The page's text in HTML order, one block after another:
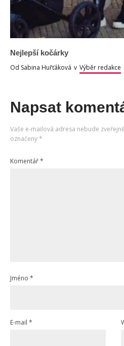
Nejlepší kočárky
Od Sabina Huřťáková v Výběr redakce
Napsat
Vaše e-mailová adresa nebude
označeny*
Komentář*
Jméno *
E-mail *